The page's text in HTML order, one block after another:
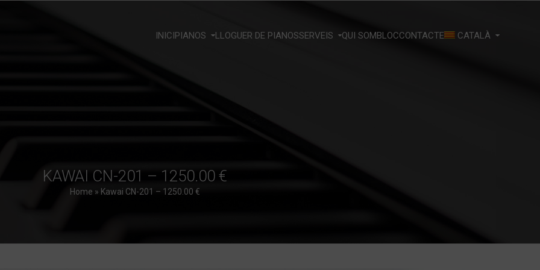
INICIPIANOS LLOGUER DE PIANOSSERVEIS QUI SOMBLOCCONTACTE CATALÀ
KAWAI CN-201 – 1250.00 €
Home » Kawai CN-201 – 1250.00 €